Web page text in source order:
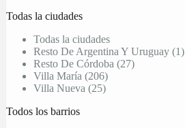
Todas la ciudades
Todas la ciudades
Resto De Argentina Y Uruguay (1)
Resto De Córdoba (27)
Villa María (206)
Villa Nueva (25)
Todos los barrios